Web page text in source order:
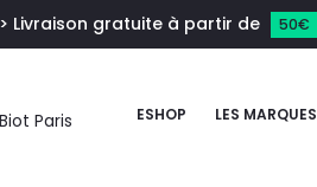
> Livraison gratuite à partir de 50€
ESHOP LES MARQUES